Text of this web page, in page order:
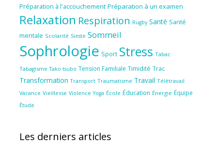
Préparation à l'accouchement Préparation à un examen
Relaxation Respiration Rugby Santé Santé
mentale Scolarité Sieste Sommeil
Sophrologie Sport Stress Tabac
Tabagisme Tako tsubo Tension Familiale Timidité Trac
Transformation Transport Traumatisme Travail Télétravail
Vacance Vieillesse Violence Yoga École Éducation Énergie Équipe
Étude
Les derniers articles